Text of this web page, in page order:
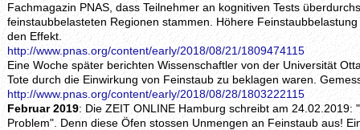
Fachmagazin PNAS, dass Teilnehmer an kognitiven Tests
feinstaubbelasteten Regionen stammen. Höhere
den Effekt.
http://www.pnas.org/content/early/2018/08/21/1809474115
Eine Woche später berichten Wissenschaftler von der Universität
Tote durch die Einwirkung von Feinstaub zu beklagen waren.
http://www.pnas.org/content/early/2018/08/28/1803222115
Februar 2019: Die ZEIT ONLINE Hamburg schreibt am 24.02.2019:
Problem". Denn diese Öfen stossen Unmengen an Feinstaub aus!